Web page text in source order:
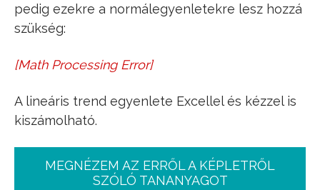
pedig ezekre a normálegyenletekre lesz hozzá
szükség:
[Math Processing Error]
∑t=1nyt=n⋅b^0+b^ 1∑t=1n
A lineáris trend egyenlete Excellel és kézzel is
kiszámolható.
MEGNÉZEM AZ ERRŐL A KÉPLETRŐL
SZÓLÓ TANANYAGOT